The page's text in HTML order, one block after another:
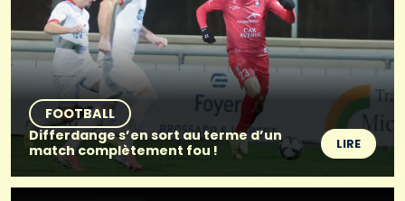
FOOTBALL
Differdange s’en sort au terme d’un
match complètement fou !
LIRE